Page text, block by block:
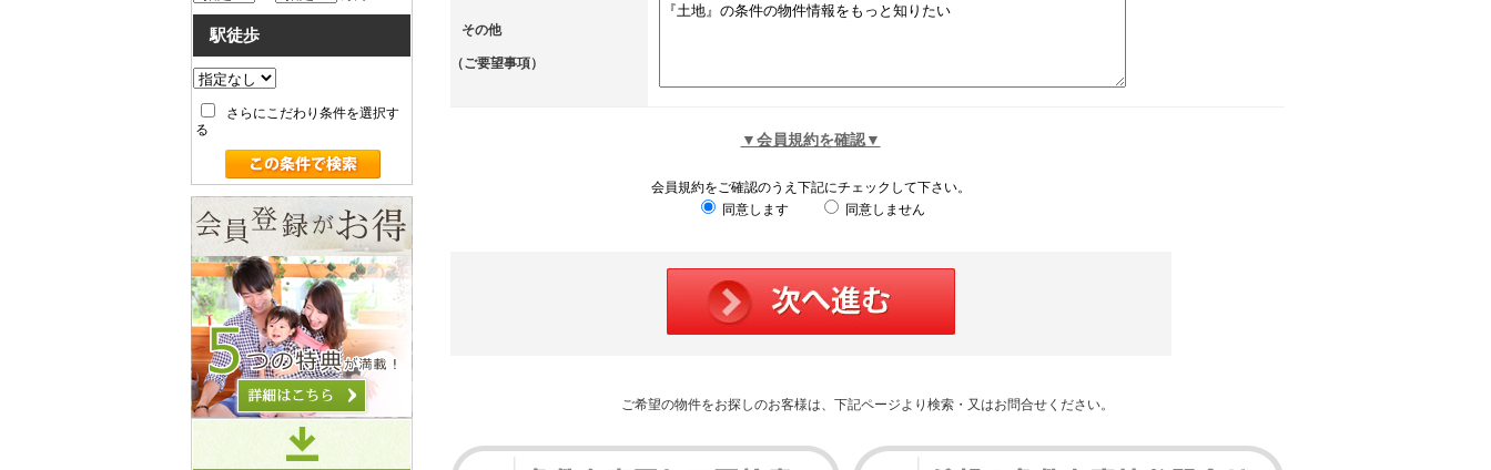
その他
（ご要望事項）
▼会員規約を確認▼
会員規約をご確認のうえ下記にチェックして下さい。
同意します
同意しません
ご希望の物件をお探しのお客様は、下記ページより検索・又はお問合せください。
駅徒歩
さらにこだわり条件を選択す
る